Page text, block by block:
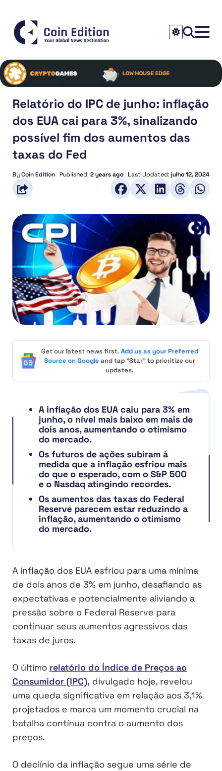
Relatório do IPC de junho: inflação
dos EUA cai para 3%, sinalizando
possível fim dos aumentos das
taxas do Fed
ByCoin Edition Published:2 years ago Last Updated:julho 12, 2024
Get our latest news first. Add us as your Preferred
Source on Google and tap "Star" to prioritize our
updates.
A inflação dos EUA caiu para 3% em
junho, o nível mais baixo em mais de
dois anos, aumentando o otimismo
do mercado.
Os futuros de ações subiram à
medida que a inflação esfriou mais
do que o esperado, com o S&P 500
e o Nasdaq atingindo recordes.
Os aumentos das taxas do Federal
Reserve parecem estar reduzindo a
inflação, aumentando o otimismo
do mercado.
A inflação dos EUA esfriou para uma mínima
de dois anos de 3% em junho, desafiando as
expectativas e potencialmente aliviando a
pressão sobre o Federal Reserve para
continuar seus aumentos agressivos das
taxas de juros.
O último relatório do Índice de Preços ao
Consumidor (IPC), divulgado hoje, revelou
uma queda significativa em relação aos 3,1%
projetados e marca um momento crucial na
batalha contínua contra o aumento dos
preços.
O declínio da inflação segue uma série de